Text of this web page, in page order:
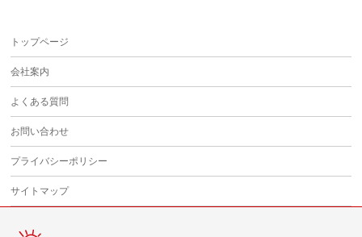
トップページ
会社案内
よくある質問
お問い合わせ
プライバシーポリシー
サイトマップ